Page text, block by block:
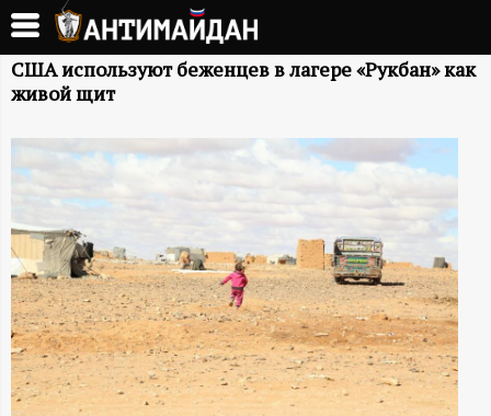
Перейти
основному
содержанию
А
Т
И
М
А
Й
США используют беженцев в лагере «Рукбан» как
живой щит